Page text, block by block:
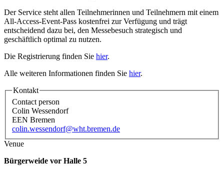
Der Service steht allen Teilnehmerinnen und Teilnehmern mit einem
All-Access-Event-Pass kostenfrei zur Verfügung und trägt
entscheidend dazu bei, den Messebesuch strategisch und
geschäftlich optimal zu nutzen.
Die Registrierung finden Sie hier.
Alle weiteren Informationen finden Sie hier.
Kontakt
Contact person
Colin Wessendorf
EEN Bremen
colin.wessendorf@wht.bremen.de
Venue
Bürgerweide vor Halle 5